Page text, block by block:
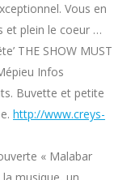
Vous en
et plein le coeur …
THE SHOW MUST
Infos
Buvette et petite
http://www.creys-
« Malabar